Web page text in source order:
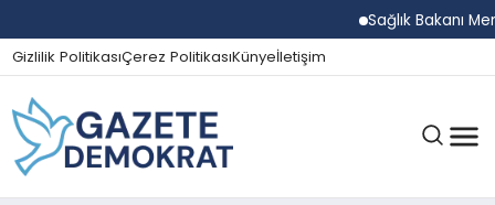
Sağlık Bakanı
Gizlilik PolitikasıÇerez PolitikasıKünyeİletişim